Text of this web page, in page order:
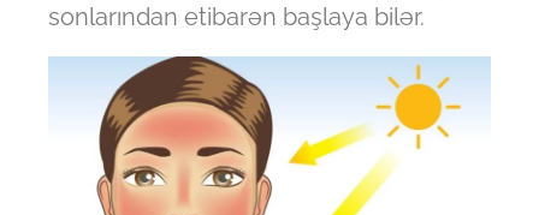
sonlarından etibarən başlaya bilər.